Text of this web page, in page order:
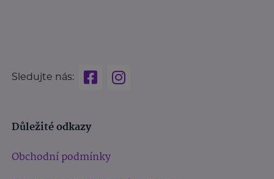
Sledujte nás:
Důležité odkazy
Obchodní podmínky